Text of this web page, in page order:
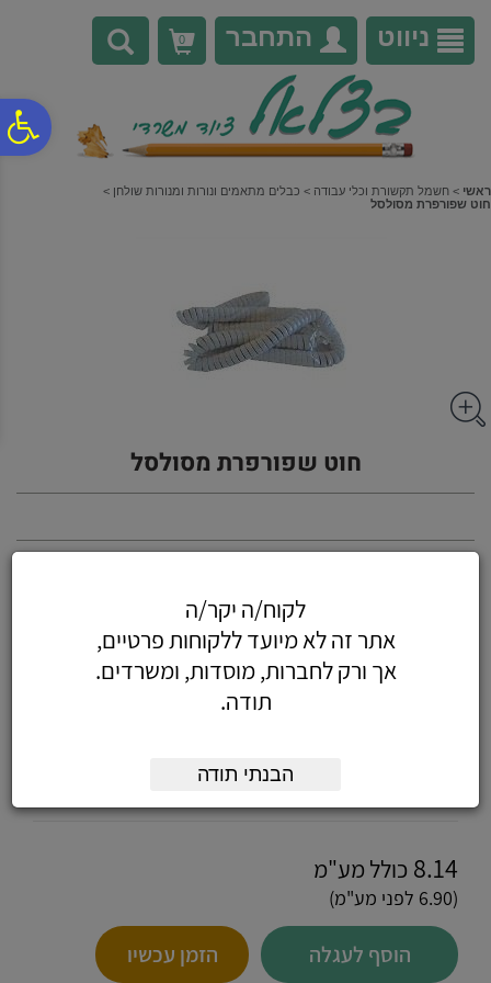
נגישות
אתר
המרכזי
ניווט התחבר 0
ראשי > חשמל תקשורת וכלי עבודה > כבלים מתאמים ונורות ומנורות שולחן >
חוט שפורפרת מסולסל
חוט שפורפרת מסולסל
חוט מסולסל 2.5 מטר
לשפורפרת הטלפון
מק"ט
1706109
8.14 כולל מע"מ
(6.90 לפני מע"מ)
הוסף לעגלה הזמן עכשיו
לקוח/ה יקר/ה
אתר זה לא מיועד ללקוחות פרטיים,
אך ורק לחברות, מוסדות, ומשרדים.
תודה.
הבנתי תודה